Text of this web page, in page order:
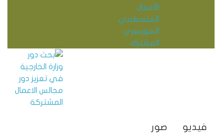
جمعية رجال الأعمال الفلسطينيين تبحث
سبل تعزيز دور المرأة في الاقتصاد مع
فيديو صور